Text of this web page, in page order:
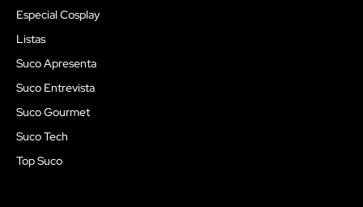
Especial Cosplay
Listas
Suco Apresenta
Suco Entrevista
Suco Gourmet
Suco Tech
Top Suco